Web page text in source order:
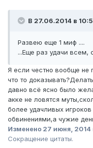
В 27.06.2014 в
Развею еще 1 миф ....
...Еще раз удачи всем,
Я если честно вообще
что то
давно всё ясно было
акке не ловятся
более удачливых
обвинениями,а чужие
Изменено 27 июня, 2014
Сокращение цитаты.